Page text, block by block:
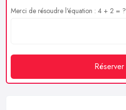
Merci de résoudre l'équation : 4 + 2 = ?
Réserver